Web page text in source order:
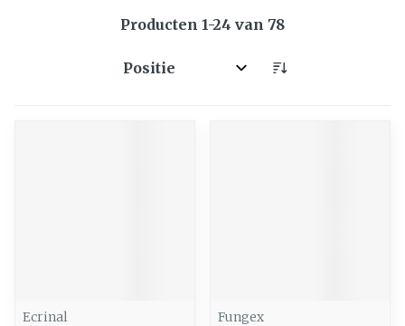
Producten 1-24 van 78
Sorteer op:
Ecrinal
Fungex